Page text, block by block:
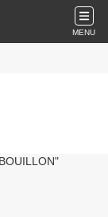
MENU